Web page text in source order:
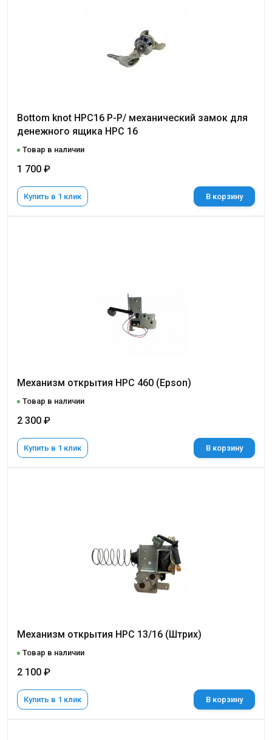
Bottom knot HPC16 P-P/ механический замок для
денежного ящика НРС 16
Товар в наличии
1 700 ₽
Купить в 1 клик В корзину
Механизм открытия НРС 460 (Epson)
Товар в наличии
2 300 ₽
Купить в 1 клик В корзину
Механизм открытия НРС 13/16 (Штрих)
Товар в наличии
2 100 ₽
Купить в 1 клик В корзину